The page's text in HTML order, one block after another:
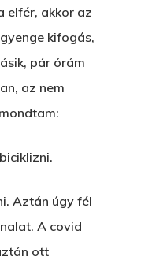
elfér, akkor az
kifogás,
pár órám
az nem
Aztán úgy fél
A covid
ott
Ajándék – Karácsonyi
Történetek
A PESTIA
Az Elveszett Fejezet
Nem Szégyen Az
Pofád, Az Van!
Bakker Gyuri
Hírek
This is an optional,
About Salient